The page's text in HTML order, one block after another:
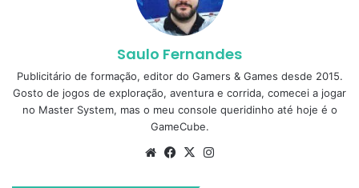
Saulo Fernandes
Publicitário de formação, editor do Gamers & Games desde 2015.
Gosto de jogos de exploração, aventura e corrida, comecei a jogar
no Master System, mas o meu console queridinho até hoje é o
GameCube.
WebsiteFacebook
X